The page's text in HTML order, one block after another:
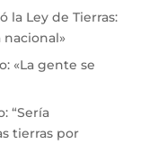
la Ley de Tierras:
nacional»
«La gente se
“Sería
tierras por